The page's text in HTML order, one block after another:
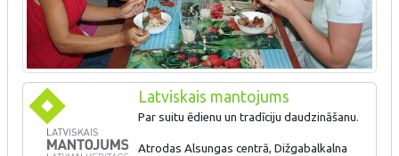
Latviskais mantojums
Par suitu ēdienu un tradīciju daudzināšanu.
Atrodas Alsungas centrā, Dižgabalkalna